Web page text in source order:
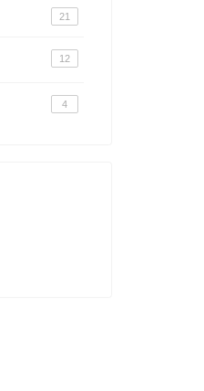
21
12
4